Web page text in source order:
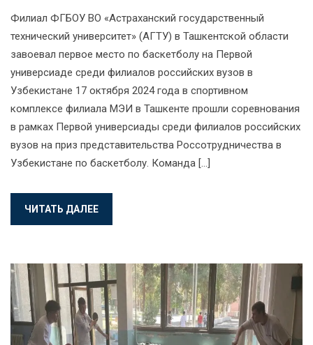
Филиал ФГБОУ ВО «Астраханский государственный
технический университет» (АГТУ) в Ташкентской области
завоевал первое место по баскетболу на Первой
универсиаде среди филиалов российских вузов в
Узбекистане 17 октября 2024 года в спортивном
комплексе филиала МЭИ в Ташкенте прошли соревнования
в рамках Первой универсиады среди филиалов российских
вузов на приз представительства Россотрудничества в
Узбекистане по баскетболу. Команда […]
ЧИТАТЬ ДАЛЕЕ